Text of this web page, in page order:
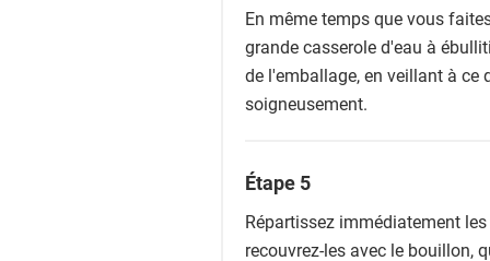
En même temps que vous
grande casserole d'eau à
de l'emballage, en veillant à ce
soigneusement.
Étape 5
Répartissez immédiatement
recouvrez-les avec le bouillon,